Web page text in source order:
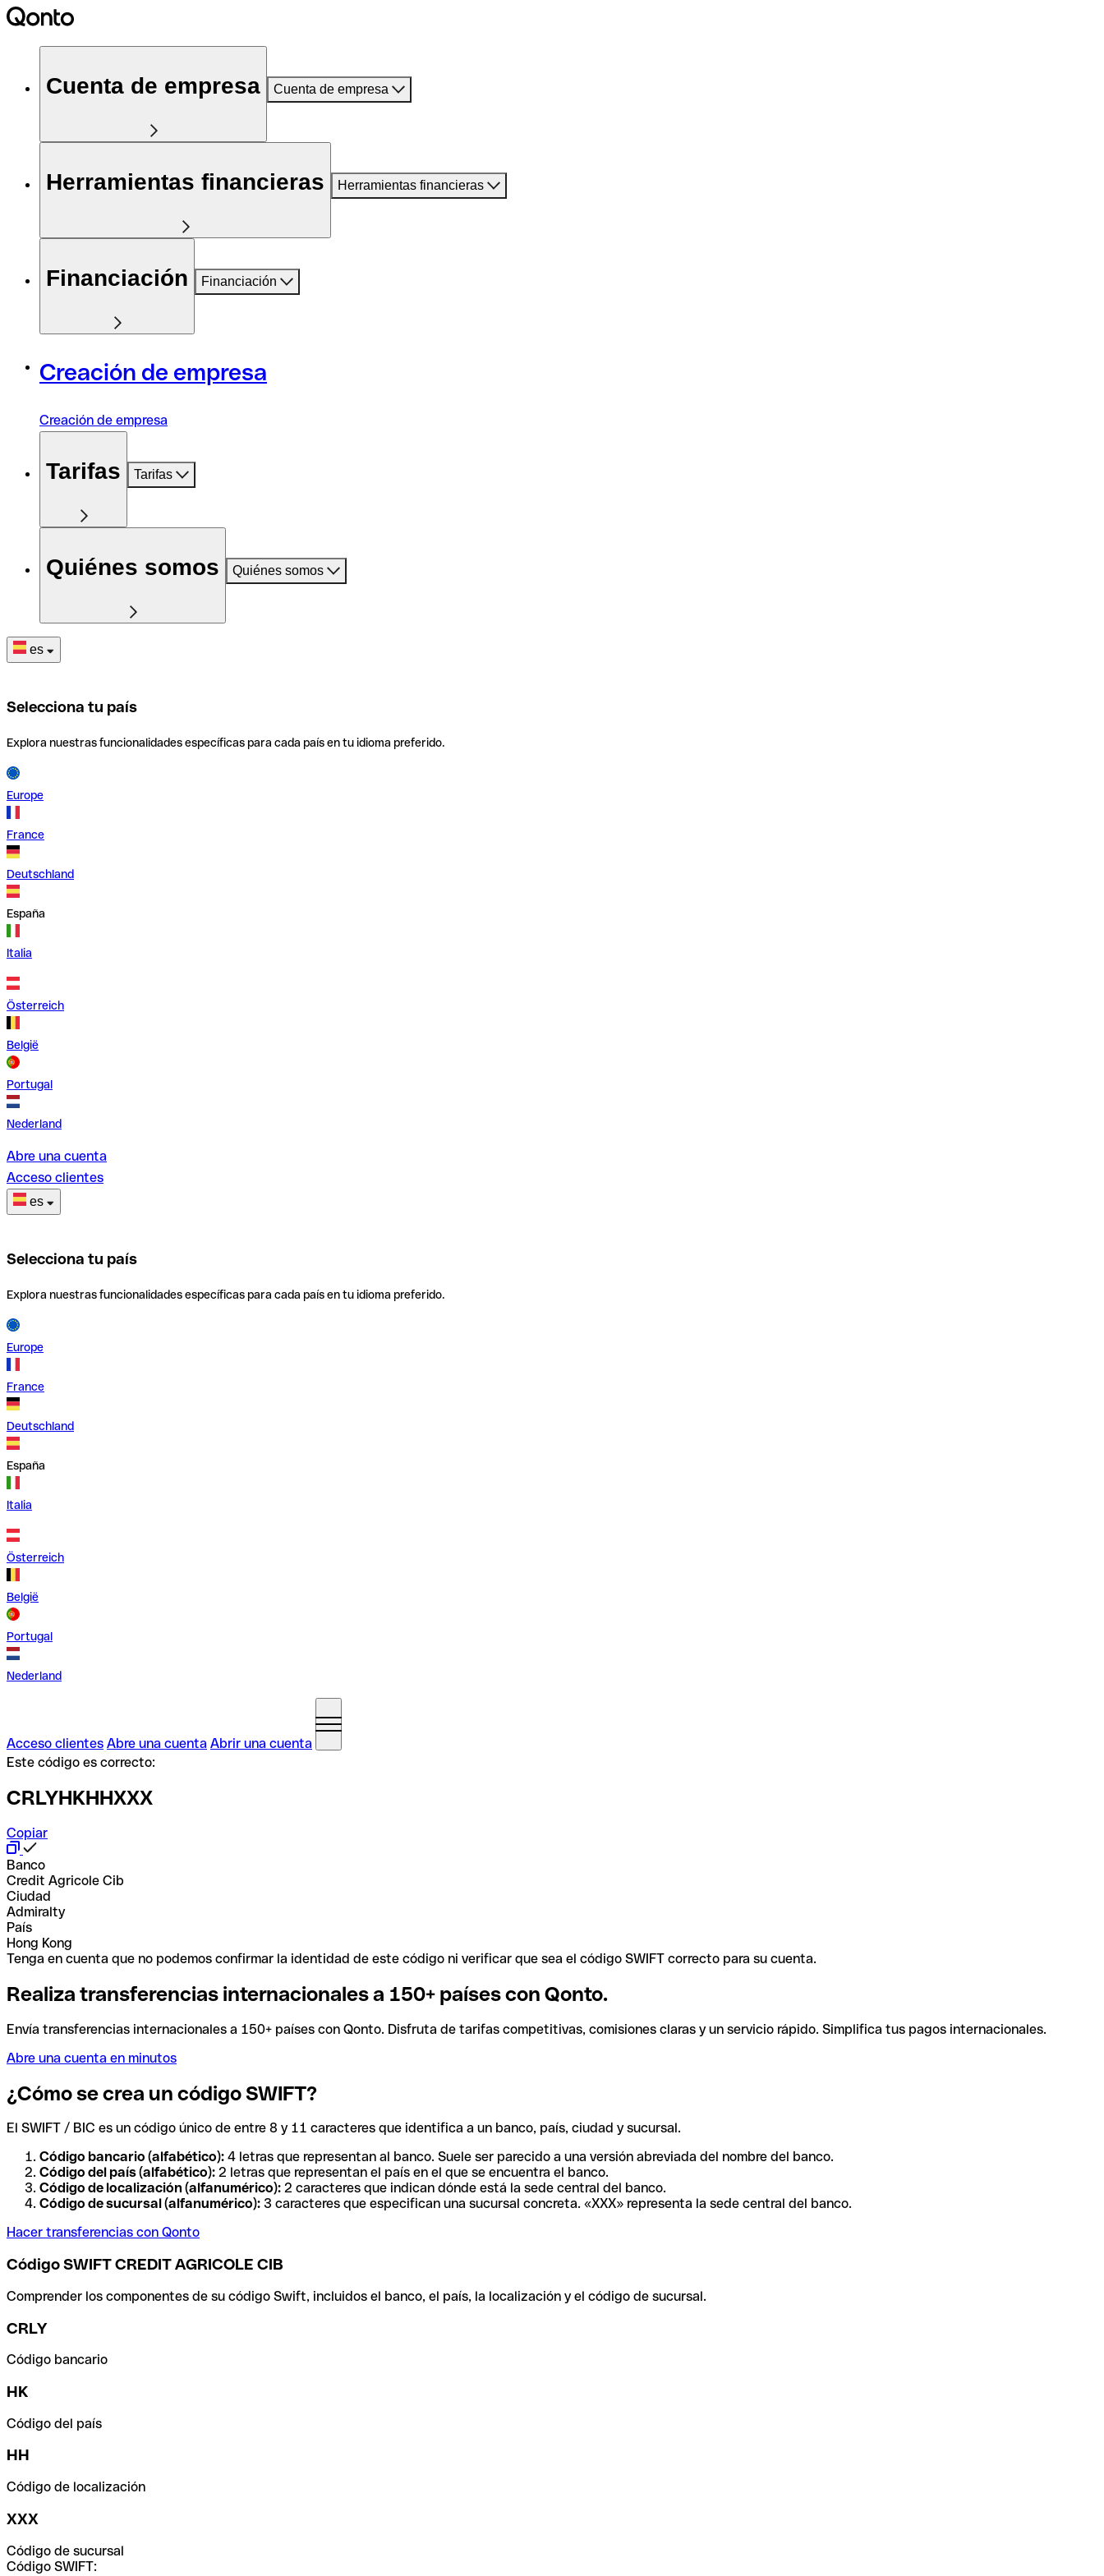
Cuenta de empresa Cuenta de empresa
Herramientas financieras Herramientas financieras
Financiación Financiación
Creación de empresa
Creación de empresa
Tarifas Tarifas
Quiénes somos Quiénes somos
es
Selecciona tu país
Explora nuestras funcionalidades específicas para cada país en tu idioma preferido.
Europe
France
Deutschland
España
Italia
Österreich
België
Portugal
Nederland
Abre una cuenta
Acceso clientes
es
Selecciona tu país
Explora nuestras funcionalidades específicas para cada país en tu idioma preferido.
Europe
France
Deutschland
España
Italia
Österreich
België
Portugal
Nederland
Acceso clientes Abre una cuenta Abrir una cuenta
Este código es correcto:
CRLYHKHHXXX
Copiar
Banco
Credit Agricole Cib
Ciudad
Admiralty
País
Hong Kong
Tenga en cuenta que no podemos confirmar la identidad de este código ni verificar que sea el código SWIFT correcto para su cuenta.
Realiza transferencias internacionales a 150+ países con Qonto.
Envía transferencias internacionales a 150+ países con Qonto. Disfruta de tarifas competitivas, comisiones claras y un servicio rápido. Simplifica tus pagos internacionales.
Abre una cuenta en minutos
¿Cómo se crea un código SWIFT?
El SWIFT / BIC es un código único de entre 8 y 11 caracteres que identifica a un banco, país, ciudad y sucursal.
Código bancario (alfabético): 4 letras que representan al banco. Suele ser parecido a una versión abreviada del nombre del banco.
Código del país (alfabético): 2 letras que representan el país en el que se encuentra el banco.
Código de localización (alfanumérico): 2 caracteres que indican dónde está la sede central del banco.
Código de sucursal (alfanumérico): 3 caracteres que especifican una sucursal concreta. «XXX» representa la sede central del banco.
Hacer transferencias con Qonto
Código SWIFT CREDIT AGRICOLE CIB
Comprender los componentes de su código Swift, incluidos el banco, el país, la localización y el código de sucursal.
CRLY
Código bancario
HK
Código del país
HH
Código de localización
XXX
Código de sucursal
Código SWIFT: